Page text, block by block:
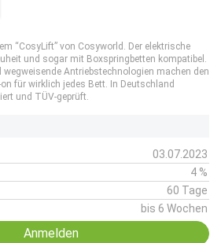
“CosyLift” von Cosyworld. Der elektrische
und sogar mit Boxspringbetten kompatibel.
wegweisende Antriebstechnologien machen den
für wirklich jedes Bett. In Deutschland
und TÜV-geprüft.
03.07.2023
4 %
60 Tage
bis 6 Wochen
Anmelden